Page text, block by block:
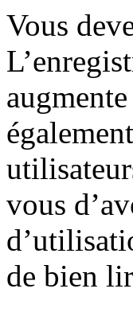
Vous
vous
de bien